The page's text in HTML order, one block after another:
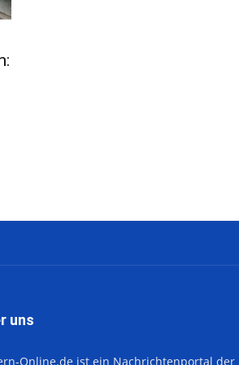
uns
Online.de ist ein Nachrichtenportal der